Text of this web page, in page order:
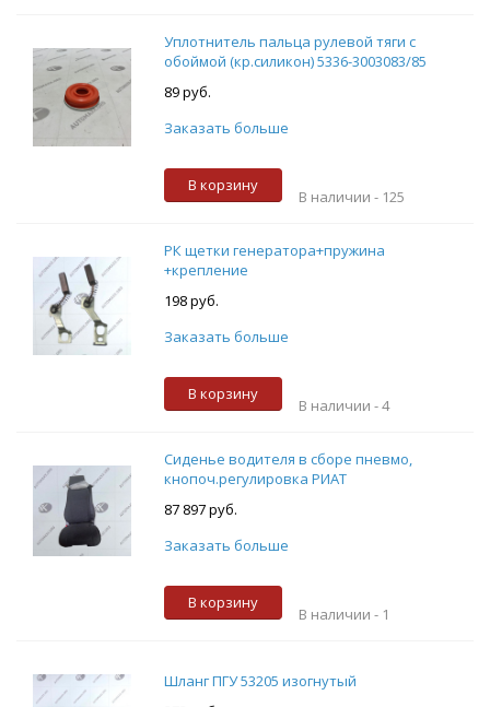
Уплотнитель пальца рулевой тяги с
обоймой (кр.силикон) 5336-3003083/85
89 руб.
Заказать больше
В корзину
В наличии - 125
РК щетки генератора+пружина
+крепление
198 руб.
Заказать больше
В корзину
В наличии -4
Сиденье водителя в сборе пневмо,
кнопоч.регулировка РИАТ
87 897 руб.
Заказать больше
В корзину
В наличии - 1
Шланг ПГУ 53205 изогнутый